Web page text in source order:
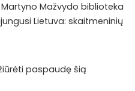
Mažvydo biblioteka
Lietuva: skaitmeninių
paspaudę šią